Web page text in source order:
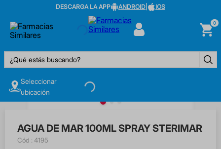
DESCARGA LA APP ANDROID IOS
0
¿Qué estás buscando?
Seleccionar
ubicación
AGUA DE MAR 100ML SPRAY STERIMAR
: 4195